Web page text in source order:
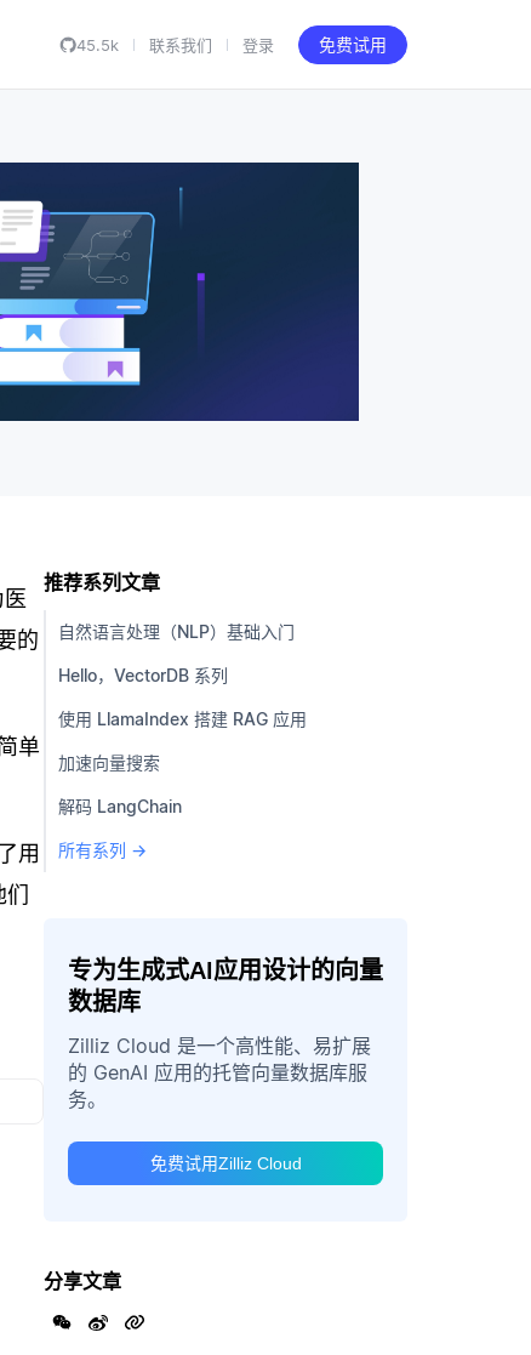
45.5k 联系我们 登录 免费试用
的
单
用
推荐系列文章
自然语言处理（NLP）基础入门
Hello，VectorDB 系列
使用 LlamaIndex 搭建 RAG 应用
加速向量搜索
解码 LangChain
所有系列 →
专为生成式AI应用设计的向量
数据库
Zilliz Cloud 是一个高性能、易扩展
的 GenAI 应用的托管向量数据库服
务。
免费试用Zilliz Cloud
分享文章